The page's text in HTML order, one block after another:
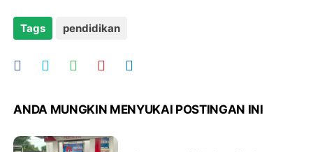
Tags pendidikan
ANDA MUNGKIN MENYUKAI POSTINGAN INI